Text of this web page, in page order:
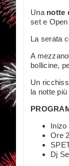
Una notte
set e
La serata
A
bollicine,
Un
la notte
Inizo
Ore
Dj